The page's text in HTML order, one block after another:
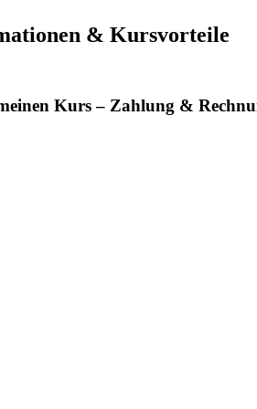
& Kursvorteile
Kurs – Zahlung &